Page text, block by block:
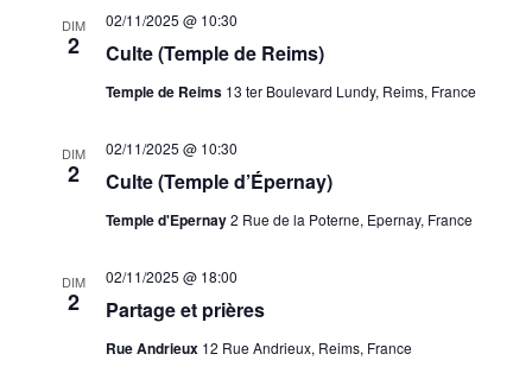
vues
DIM
2 Culte (Temple de Reims)
02/11/2025 @ 10:30
Temple de Reims 13 ter Boulevard Lundy, Reims, France
DIM
2 Culte (Temple d’Épernay)
02/11/2025 @ 10:30
Temple d'Epernay2 Rue de la Poterne, Epernay, France
DIM
2 Partage et prières
02/11/2025 @ 18:00
Rue Andrieux 12 Rue Andrieux, Reims, France